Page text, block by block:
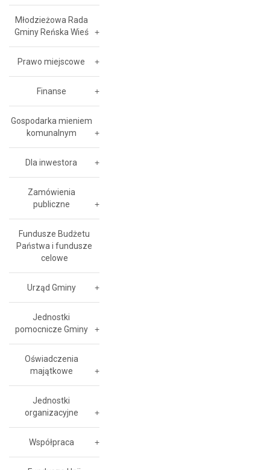
Młodzieżowa Rada
Gminy Reńska Wieś
Prawo miejscowe
Finanse
Gospodarka mieniem
komunalnym
Dla inwestora
Zamówienia
publiczne
Fundusze Budżetu
Państwa i fundusze
celowe
Urząd Gminy
Jednostki
pomocnicze Gminy
Oświadczenia
majątkowe
Jednostki
organizacyjne
Współpraca